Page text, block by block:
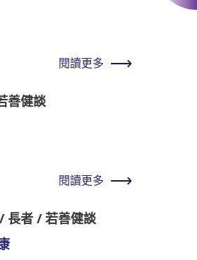
閱讀更多
善健談
閱讀更多
長者 / 若善健談